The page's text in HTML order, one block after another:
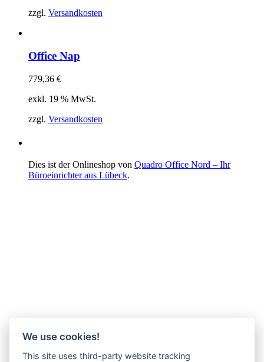
zzgl. Versandkosten
Office Nap
779,36 €
exkl. 19 % MwSt.
zzgl. Versandkosten
Dies ist der Onlineshop von Quadro Office Nord – Ihr
Büroeinrichter aus Lübeck.
We use cookies!
This site uses third-party website tracking